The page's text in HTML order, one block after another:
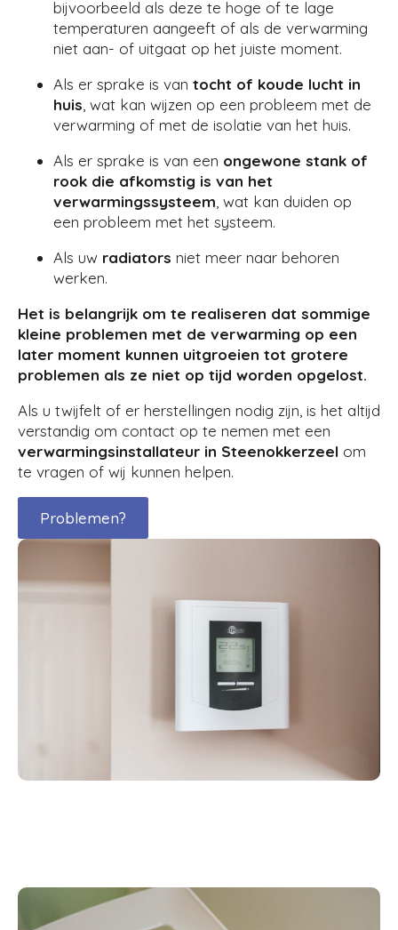
bijvoorbeeld als deze te hoge of te lage
temperaturen aangeeft of als de verwarming
niet aan- of uitgaat op het juiste moment.
Als er sprake is van tocht of koude lucht in
huis , wat kan wijzen op een probleem met de
verwarming of met de isolatie van het huis.
Als er sprake is van een ongewone stank of
rook die afkomstig is van het
verwarmingssysteem , wat kan duiden op
een probleem met het systeem.
Als uw radiators niet meer naar behoren
werken.
Het is belangrijk om te realiseren dat sommige
kleine problemen met de verwarming op een
later moment kunnen uitgroeien tot grotere
problemen als ze niet op tijd worden opgelost.
Als u twijfelt of er herstellingen nodig zijn, is het altijd
verstandig om contact op te nemen met een
verwarmingsinstallateur in Steenokkerzeel om
te vragen of wij kunnen helpen.
Problemen?